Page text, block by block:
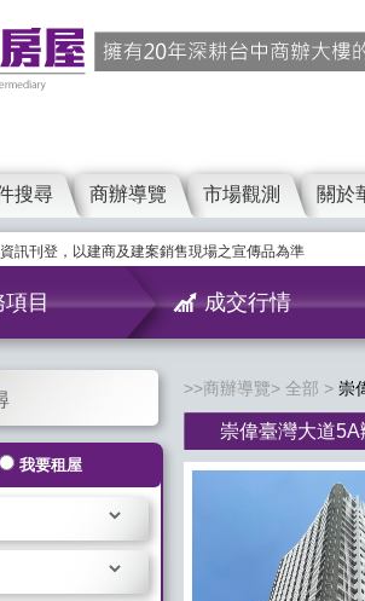
搜尋 商辦導覽 市場觀測 關於
訊刊登，以建商及建案銷售現場之宣傳品為準
項目 成交行情
我要租屋
商辦導覽 全部 崇
崇偉臺灣大道